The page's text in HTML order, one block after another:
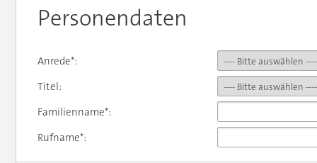
Personendaten
Anrede*:
Titel:
Familienname*:
Rufname*: